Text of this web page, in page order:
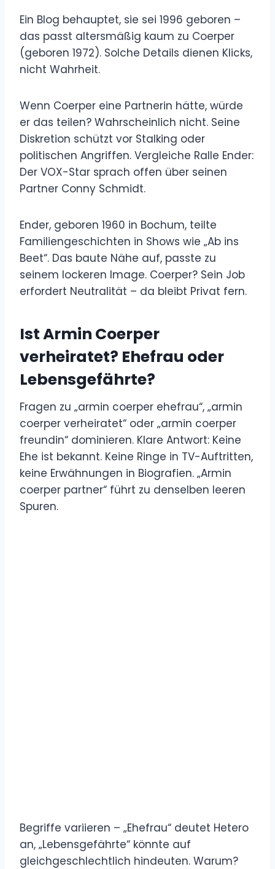
Ein Blog behauptet, sie sei 1996 geboren –
das passt altersmäßig kaum zu Coerper
(geboren 1972). Solche Details dienen Klicks,
nicht Wahrheit.
Wenn Coerper eine Partnerin hätte, würde
er das teilen? Wahrscheinlich nicht. Seine
Diskretion schützt vor Stalking oder
politischen Angriffen. Vergleiche Ralle Ender:
Der VOX-Star sprach offen über seinen
Partner Conny Schmidt.
Ender, geboren 1960 in Bochum, teilte
Familiengeschichten in Shows wie „Ab ins
Beet“. Das baute Nähe auf, passte zu
seinem lockeren Image. Coerper? Sein Job
erfordert Neutralität – da bleibt Privat fern.
Ist Armin Coerper
verheiratet? Ehefrau oder
Lebensgefährte?
Fragen zu „armin coerper ehefrau“, „armin
coerper verheiratet“ oder „armin coerper
freundin“ dominieren. Klare Antwort: Keine
Ehe ist bekannt. Keine Ringe in TV-Auftritten,
keine Erwähnungen in Biografien. „Armin
coerper partner“ führt zu denselben leeren
Spuren.
Begriffe variieren – „Ehefrau“ deutet Hetero
an, „Lebensgefährte“ könnte auf
gleichgeschlechtlich hindeuten. Warum?